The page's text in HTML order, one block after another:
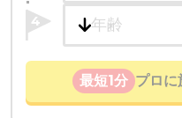
4
最短1分 プロに